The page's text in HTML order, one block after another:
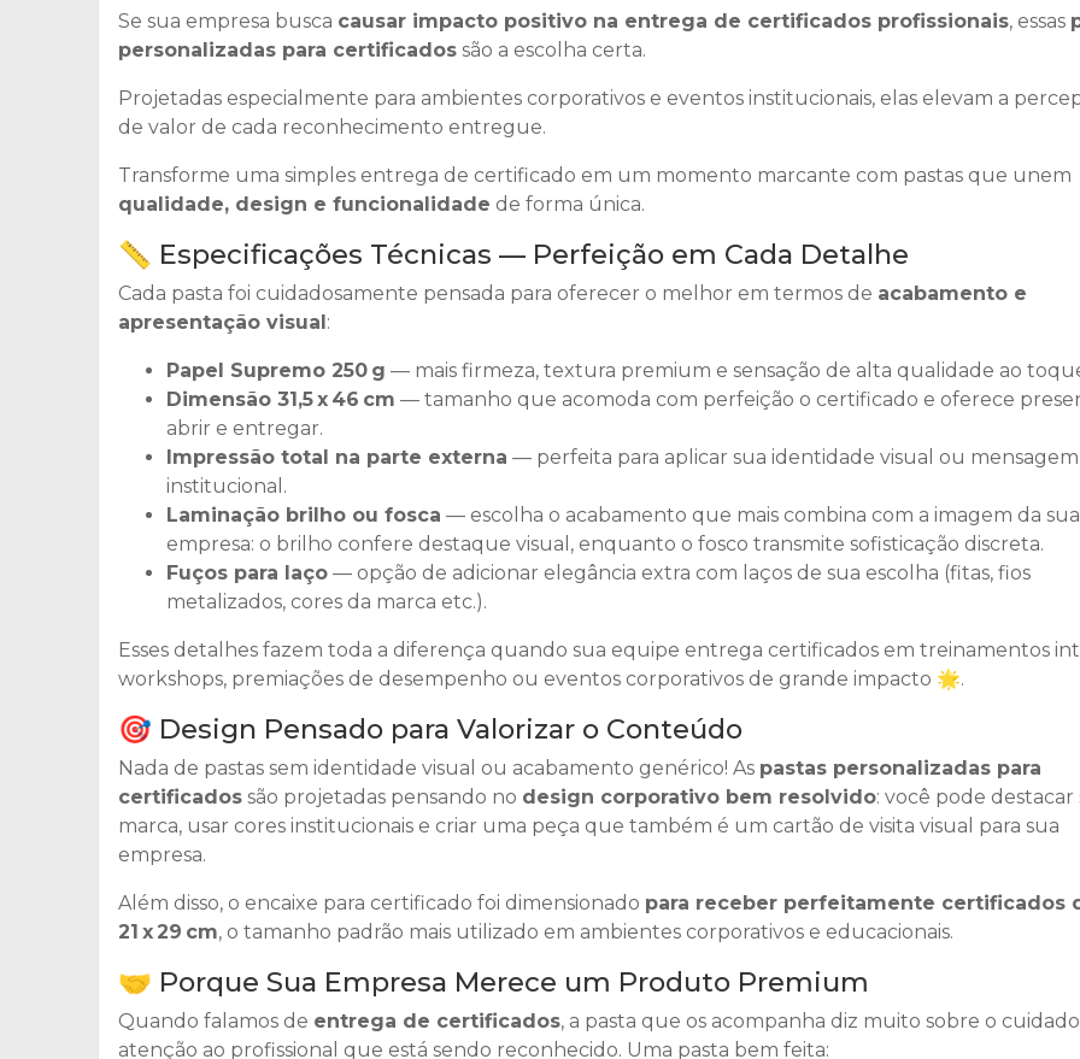
Se sua empresa busca causar impacto positivo na entrega de certificados profissionais, essas
personalizadas para certificados são a escolha certa.
Projetadas especialmente para ambientes corporativos e eventos institucionais, elas elevam a
de valor de cada reconhecimento entregue.
Transforme uma simples entrega de certificado em um momento marcante com pastas que unem
qualidade, design e funcionalidade de forma única.
📏 Especificações Técnicas — Perfeição em Cada Detalhe
Cada pasta foi cuidadosamente pensada para oferecer o melhor em termos de acabamento e
apresentação visual:
Papel Supremo 250 g — mais firmeza, textura premium e sensação de alta qualidade ao
Dimensão 31,5 x 46 cm — tamanho que acomoda com perfeição o certificado e oferece
abrir e entregar.
Impressão total na parte externa — perfeita para aplicar sua identidade visual ou mensagem
institucional.
Laminação brilho ou fosca — escolha o acabamento que mais combina com a imagem da sua
empresa: o brilho confere destaque visual, enquanto o fosco transmite sofisticação discreta.
Fuços para laço — opção de adicionar elegância extra com laços de sua escolha (fitas, fios
metalizados, cores da marca etc.).
Esses detalhes fazem toda a diferença quando sua equipe entrega certificados em treinamentos
workshops, premiações de desempenho ou eventos corporativos de grande impacto 🌟.
🎯 Design Pensado para Valorizar o Conteúdo
Nada de pastas sem identidade visual ou acabamento genérico! As pastas personalizadas para
certificados são projetadas pensando no design corporativo bem resolvido: você pode destacar
marca, usar cores institucionais e criar uma peça que também é um cartão de visita visual para sua
empresa.
Além disso, o encaixe para certificado foi dimensionado para receber perfeitamente certificados
21 x 29 cm, o tamanho padrão mais utilizado em ambientes corporativos e educacionais.
🤝 Porque Sua Empresa Merece um Produto Premium
Quando falamos de entrega de certificados, a pasta que os acompanha diz muito sobre o
atenção ao profissional que está sendo reconhecido. Uma pasta bem feita: